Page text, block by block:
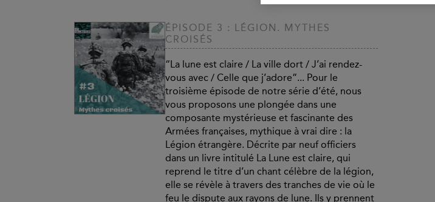
ÉPISODE 3 : LÉGION. MYTHES
CROISÉS
“La lune est claire / La ville dort / J’ai rendez-
vous avec / Celle que j’adore”... Pour le
troisième épisode de notre série d’été, nous
vous proposons une plongée dans une
composante mystérieuse et fascinante des
Armées françaises, mythique à vrai dire : la
Légion étrangère. Décrite par neuf officiers
dans un livre intitulé La Lune est claire, qui
reprend le titre d’un chant célèbre de la légion,
elle se révèle à travers des tranches de vie où le
feu le dispute aux rayons de lune. Ils y prennent